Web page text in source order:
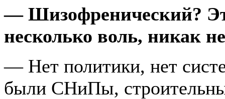
— Шизофренический?
несколько воль, никак
— Нет политики, нет
были СНиПы,